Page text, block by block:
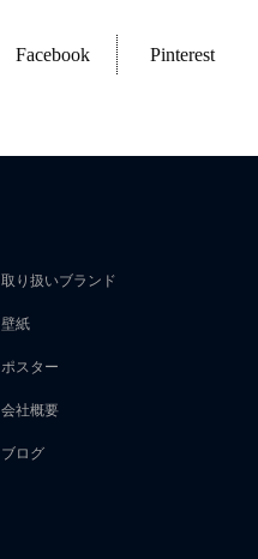
Facebook Pinterest
取り扱いブランド
壁紙
ポスター
会社概要
ブログ